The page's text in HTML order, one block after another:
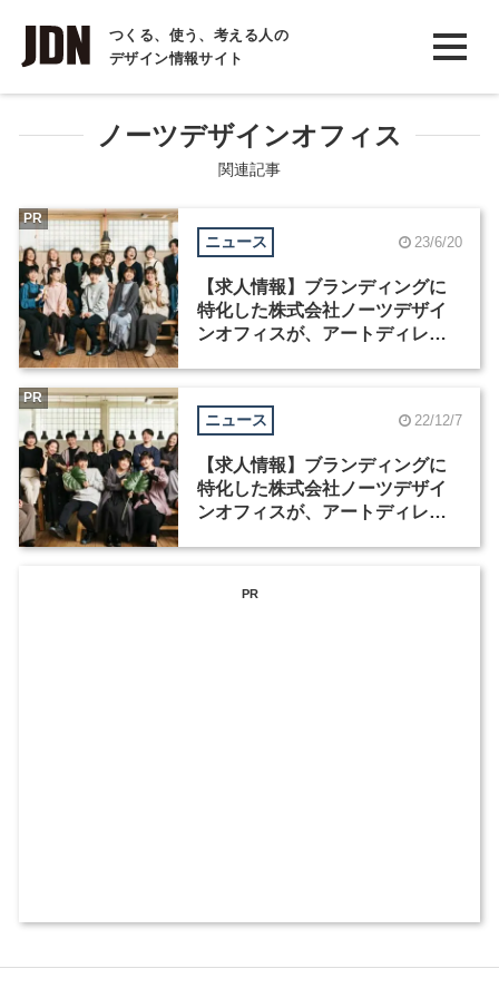
つくる、使う、考える人の
デザイン情報サイト
INTERVIEW
インタビュー
REPORT
COLUMN
コラム
ノーツデザインオフィス
関連記事
ニュース 23/6/20
【求人情報】ブランディングに
特化した株式会社ノーツデザイ
ンオフィスが、アートディレク
PR
ニュース 22/12/7
【求人情報】ブランディングに
特化した株式会社ノーツデザイ
ンオフィスが、アートディレク
PR
PR